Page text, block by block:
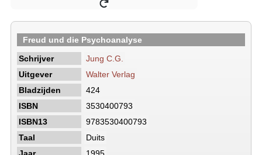
Freud und die Psychoanalyse
Schrijver
Jung C.G.
Uitgever
Walter Verlag
Bladzijden
424
ISBN
3530400793
ISBN13
9783530400793
Taal
Duits